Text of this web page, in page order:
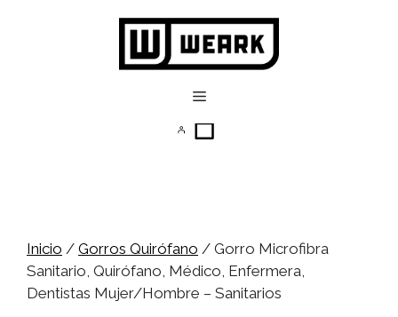
Menú
Inicio / Gorros Quirófano / Gorro Microfibra
Sanitario, Quirófano, Médico, Enfermera,
Dentistas Mujer/Hombre – Sanitarios